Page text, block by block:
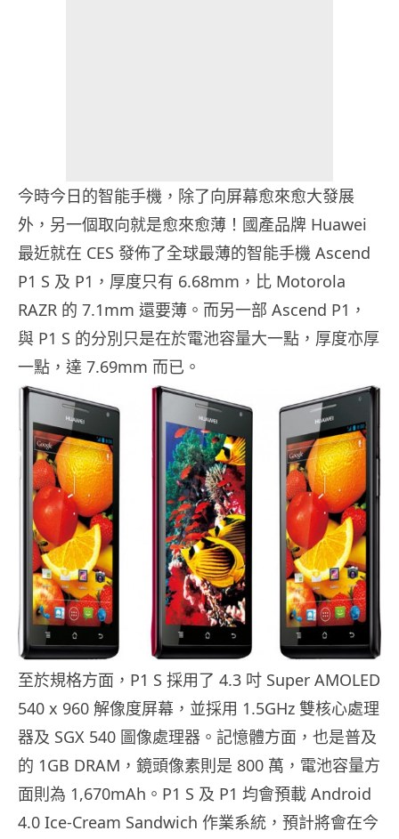
今時今日的智能手機，除了向屏幕愈來愈大發展
外，另一個取向就是愈來愈薄！國產品牌 Huawei
最近就在 CES 發佈了全球最薄的智能手機 Ascend
P1 S 及 P1，厚度只有 6.68mm，比 Motorola
RAZR 的 7.1mm 還要薄。而另一部 Ascend P1，
與 P1 S 的分別只是在於電池容量大一點，厚度亦厚
一點，達 7.69mm 而已。
至於規格方面，P1 S 採用了 4.3 吋 Super AMOLED
540 x 960 解像度屏幕，並採用 1.5GHz 雙核心處理
器及 SGX 540 圖像處理器。記憶體方面，也是普及
的 1GB DRAM，鏡頭像素則是 800 萬，電池容量方
面則為 1,670mAh。P1 S 及 P1 均會預載 Android
4.0 Ice-Cream Sandwich 作業系統，預計將會在今